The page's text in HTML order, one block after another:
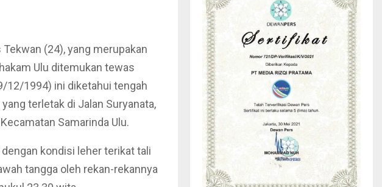
(24), yang merupakan
Ulu ditemukan tewas
12/1994) ini diketahui tengah
terletak di Jalan Suryanata,
Samarinda Ulu.
kondisi leher terikat tali
tangga oleh rekan-rekannya